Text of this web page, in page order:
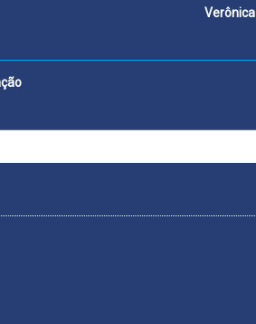
do leitor Verônica
Finais) e sua retextualização